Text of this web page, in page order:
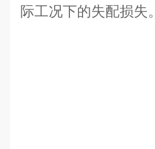
际工况下的失配损失。